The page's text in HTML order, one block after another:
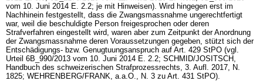
vom 10. Juni 2014 E. 2.2; je mit Hinweisen). Wird hingegen erst im
Nachhinein festgestellt, dass die Zwangsmassnahme ungerechtfertigt
war, weil die beschuldigte Person freigesprochen oder deren
Strafverfahren eingestellt wird, waren aber zum Zeitpunkt der Anordnung
der Zwangsmassnahme deren Voraussetzungen gegeben, stützt sich der
Entschädigungs- bzw. Genugtuungsanspruch auf Art. 429 StPO (vgl.
Urteil 6B_990/2013 vom 10. Juni 2014 E. 2.2; SCHMID/JOSITSCH,
Handbuch des schweizerischen Strafprozessrechts, 3. Aufl. 2017, N.
1825; WEHRENBERG/FRANK, a.a.O., N. 3 zu Art. 431 StPO).